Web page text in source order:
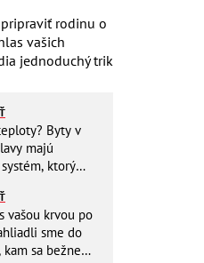
rodinu o
vašich
jednoduchý trik
Byty v
majú
ktorý
vašou krvou po
sme do
sa bežne